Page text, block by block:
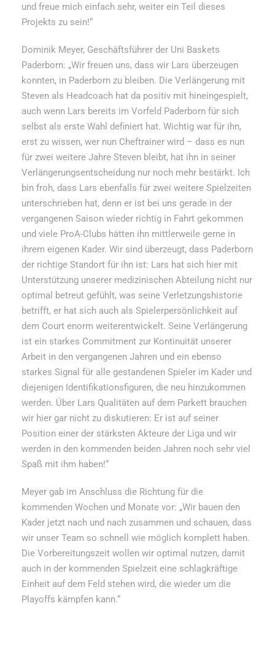
und freue mich einfach sehr, weiter ein Teil dieses
Projekts zu sein!“
Dominik Meyer, Geschäftsführer der Uni Baskets
Paderborn: „Wir freuen uns, dass wir Lars überzeugen
konnten, in Paderborn zu bleiben. Die Verlängerung mit
Steven als Headcoach hat da positiv mit hineingespielt,
auch wenn Lars bereits im Vorfeld Paderborn für sich
selbst als erste Wahl definiert hat. Wichtig war für ihn,
erst zu wissen, wer nun Cheftrainer wird – dass es nun
für zwei weitere Jahre Steven bleibt, hat ihn in seiner
Verlängerungsentscheidung nur noch mehr bestärkt. Ich
bin froh, dass Lars ebenfalls für zwei weitere Spielzeiten
unterschrieben hat, denn er ist bei uns gerade in der
vergangenen Saison wieder richtig in Fahrt gekommen
und viele ProA-Clubs hätten ihn mittlerweile gerne in
ihrem eigenen Kader. Wir sind überzeugt, dass Paderborn
der richtige Standort für ihn ist: Lars hat sich hier mit
Unterstützung unserer medizinischen Abteilung nicht nur
optimal betreut gefühlt, was seine Verletzungshistorie
betrifft, er hat sich auch als Spielerpersönlichkeit auf
dem Court enorm weiterentwickelt. Seine Verlängerung
ist ein starkes Commitment zur Kontinuität unserer
Arbeit in den vergangenen Jahren und ein ebenso
starkes Signal für alle gestandenen Spieler im Kader und
diejenigen Identifikationsfiguren, die neu hinzukommen
werden. Über Lars Qualitäten auf dem Parkett brauchen
wir hier gar nicht zu diskutieren: Er ist auf seiner
Position einer der stärksten Akteure der Liga und wir
werden in den kommenden beiden Jahren noch sehr viel
Spaß mit ihm haben!“
Meyer gab im Anschluss die Richtung für die
kommenden Wochen und Monate vor: „Wir bauen den
Kader jetzt nach und nach zusammen und schauen, dass
wir unser Team so schnell wie möglich komplett haben.
Die Vorbereitungszeit wollen wir optimal nutzen, damit
auch in der kommenden Spielzeit eine schlagkräftige
Einheit auf dem Feld stehen wird, die wieder um die
Playoffs kämpfen kann.“